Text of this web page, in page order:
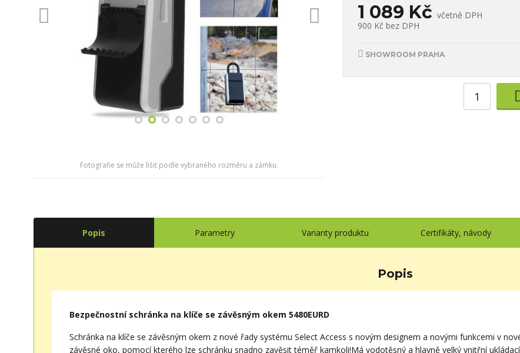
Fotografie se může lišit podle vybraného rozměru a zámku.
1 089 Kč včetně DPH
900 Kč bez DPH
SHOWROOM PRAHA
Popis Parametry Varianty produktu Certifikáty, návody
Popis
Bezpečnostní schránka na klíče se závěsným okem 5480EURD
Schránka na klíče se závěsným okem z nové řady systému Select Access s novým designem a novými funkcemi v
závěsné oko, pomocí kterého lze schránku snadno zavěsit téměř kamkoli!Má vodotěsný a hlavně velký vnitřní